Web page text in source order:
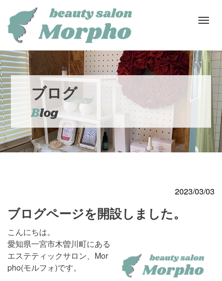
M
u
ブログ
Blog
2023/03/03
ブログページを開設しました。
こんにちは。
愛知県一宮市木曽川町にある
エステティックサロン、Mor
pho(モルフォ)です。